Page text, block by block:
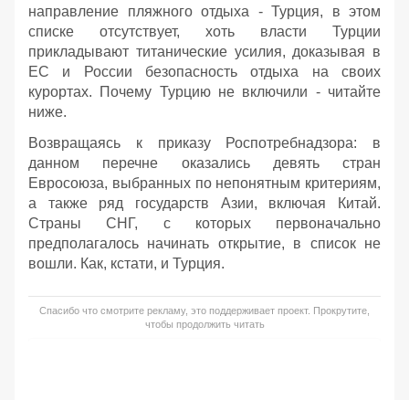
направление пляжного отдыха - Турция, в этом
списке отсутствует, хоть власти Турции
прикладывают титанические усилия, доказывая в
ЕС и России безопасность отдыха на своих
курортах. Почему Турцию не включили - читайте
ниже.
Возвращаясь к приказу Роспотребнадзора: в
данном перечне оказались девять стран
Евросоюза, выбранных по непонятным критериям,
а также ряд государств Азии, включая Китай.
Страны СНГ, с которых первоначально
предполагалось начинать открытие, в список не
вошли. Как, кстати, и Турция.
Спасибо что смотрите рекламу, это поддерживает проект. Прокрутите,
чтобы продолжить читать